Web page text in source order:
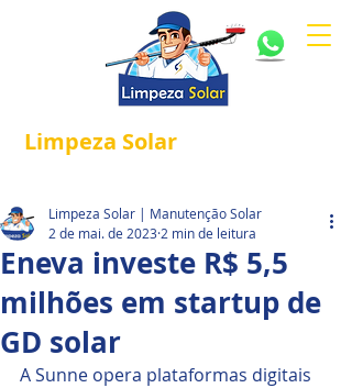
Limpeza Solar®
Eneva investe R$ 5,5
milhões em startup de
GD solar
Limpeza Solar | Manutenção Solar
2 de mai. de 2023 2 min de leitura
A Sunne opera plataformas digitais